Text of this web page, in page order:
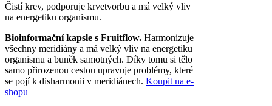
Čistí krev, podporuje krvetvorbu a má velký vliv
na energetiku organismu.
Bioinformační kapsle s Fruitflow. Harmonizuje
všechny meridiány a má velký vliv na energetiku
organismu a buněk samotných. Díky tomu si tělo
samo přirozenou cestou upravuje problémy, které
se pojí k disharmonii v meridiánech. Koupit na e-
shopu